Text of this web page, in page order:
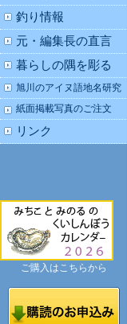
釣り情報
元・編集長の直言
暮らしの隅を彫る
旭川のアイヌ語地名研究
紙面掲載写真のご注文
リンク
ご購入はこちらから